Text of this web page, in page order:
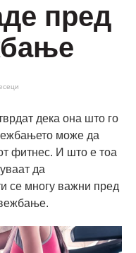
пред
дека она што го
може да
фитнес. И што е тоа
да
се многу важни пред